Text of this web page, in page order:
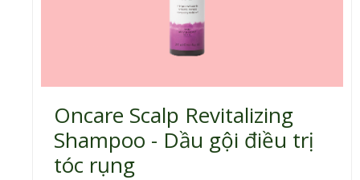
Oncare Scalp Revitalizing
Shampoo - Dầu gội điều trị
tóc rụng